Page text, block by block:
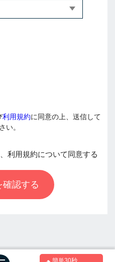
利用規約に同意の上、送信して
い。
利用規約について同意する
確認する
簡単30秒